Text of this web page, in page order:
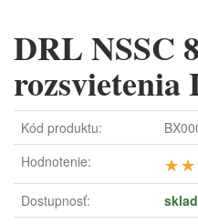
DRL NSSC
rozsvietenia
Kód produktu:
Hodnotenie:
Dostupnosť: